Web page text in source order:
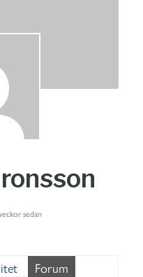
sedan
Forum